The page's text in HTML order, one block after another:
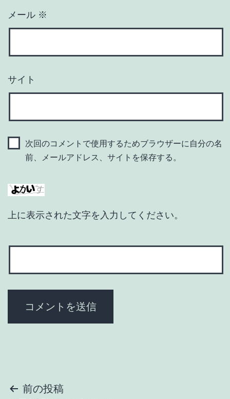
メール ※
サイト
次回のコメントで使用するためブラウザーに自分の名
前、メールアドレス、サイトを保存する。
上に表示された文字を入力してください。
投前の投稿